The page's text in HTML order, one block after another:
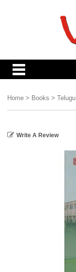
Home > Books > Telugu
Write A Review